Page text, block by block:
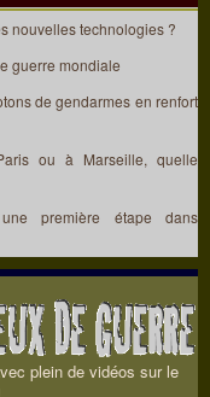
nouvelles technologies ?
guerre mondiale
de gendarmes en renfort
ou à Marseille, quelle
première étape dans
plein de vidéos sur le